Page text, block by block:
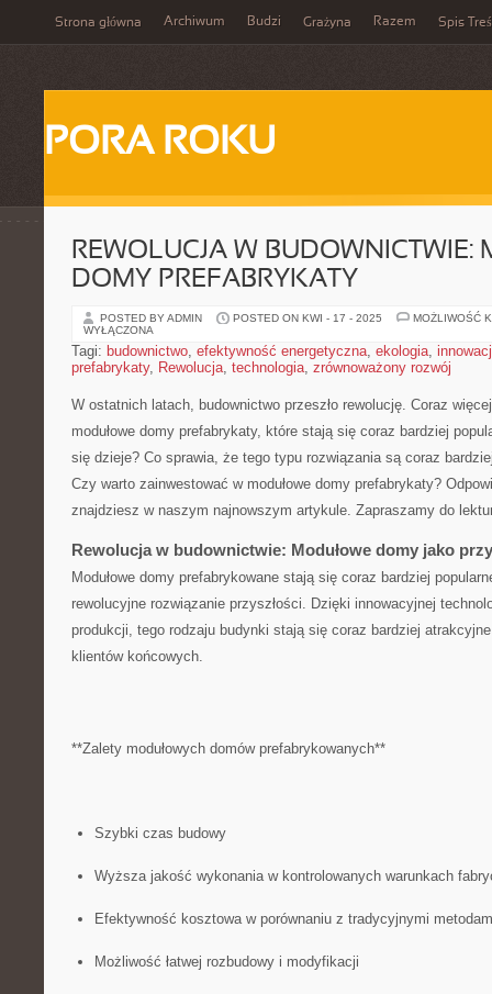
Strona główna Archiwum Budzi Grażyna Razem Spis
PORA ROKU
REWOLUCJA W BUDOWNICTWIE:
DOMY PREFABRYKATY
POSTED BY ADMIN POSTED ON KWI - 17 - 2025
MOŻLIWOŚĆ
WYŁĄCZONA
Tagi: budownictwo, efektywność energetyczna, ekologia,
prefabrykaty, Rewolucja, technologia, zrównoważony rozwój
W ⁢ostatnich ‍latach, budownictwo przeszło rewolucję. Coraz
modułowe ​domy prefabrykaty,‍ które ⁢stają ⁣się coraz bardziej
się dzieje?⁤ Co sprawia, że tego typu rozwiązania są coraz
Czy warto zainwestować w modułowe domy‍ prefabrykaty?
znajdziesz w ⁤naszym ​najnowszym artykule.⁣ Zapraszamy do
Rewolucja w⁣ budownictwie: Modułowe domy jako
Modułowe domy prefabrykowane stają się coraz bardziej⁤
rewolucyjne​ rozwiązanie przyszłości.‍ Dzięki innowacyjnej
produkcji,‍ tego rodzaju budynki ⁣stają się coraz bardziej
klientów ​końcowych.
**Zalety modułowych‍ domów prefabrykowanych**
Szybki czas budowy
Wyższa jakość wykonania w kontrolowanych warunkach
Efektywność kosztowa w⁣ porównaniu z tradycyjnymi
Możliwość ⁢łatwej rozbudowy i modyfikacji